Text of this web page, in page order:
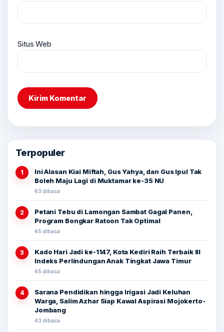
Situs Web
Terpopuler
1
Ini Alasan Kiai Miftah, Gus Yahya, dan Gus Ipul Tak
Boleh Maju Lagi di Muktamar ke-35 NU
63 dibaca
2
Petani Tebu di Lamongan Sambat Gagal Panen,
Program Bongkar Ratoon Tak Optimal
45 dibaca
3
Kado Hari Jadi ke-1147, Kota Kediri Raih Terbaik III
Indeks Perlindungan Anak Tingkat Jawa Timur
45 dibaca
4
Sarana Pendidikan hingga Irigasi Jadi Keluhan
Warga, Salim Azhar Siap Kawal Aspirasi Mojokerto-
Jombang
43 dibaca